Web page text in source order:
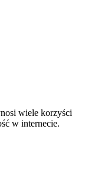
wiele korzyści
w internecie.